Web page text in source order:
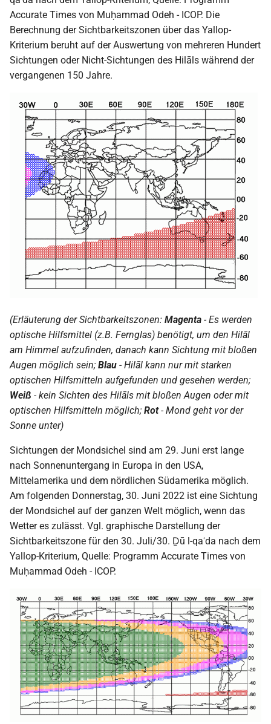
Accurate Times von Muḥammad Odeh - ICOP. Die
Berechnung der Sichtbarkeitszonen über das Yallop-
Kriterium beruht auf der Auswertung von mehreren Hundert
Sichtungen oder Nicht-Sichtungen des Hilāls während der
vergangenen 150 Jahre.
(Erläuterung der Sichtbarkeitszonen: Magenta - Es werden
optische Hilfsmittel (z.B. Fernglas) benötigt, um den Hilāl
am Himmel aufzufinden, danach kann Sichtung mit bloßen
Augen möglich sein; Blau - Hilāl kann nur mit starken
optischen Hilfsmitteln aufgefunden und gesehen werden;
Weiß - kein Sichten des Hilāls mit bloßen Augen oder mit
optischen Hilfsmitteln möglich; Rot- Mond geht vor der
Sonne unter)
Sichtungen der Mondsichel sind am 29. Juni erst lange
nach Sonnenuntergang in Europa in den USA,
Mittelamerika und dem nördlichen Südamerika möglich.
Am folgenden Donnerstag, 30. Juni 2022 ist eine Sichtung
der Mondsichel auf der ganzen Welt möglich, wenn das
Wetter es zulässt. Vgl. graphische Darstellung der
Sichtbarkeitszone für den 30. Juli/30. Ḏū l-qaʿda nach dem
Yallop-Kriterium, Quelle: Programm Accurate Times von
Muḥammad Odeh - ICOP.